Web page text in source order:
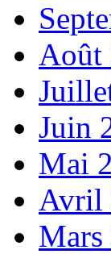
Août
Juin
Mai
Avril
Mars